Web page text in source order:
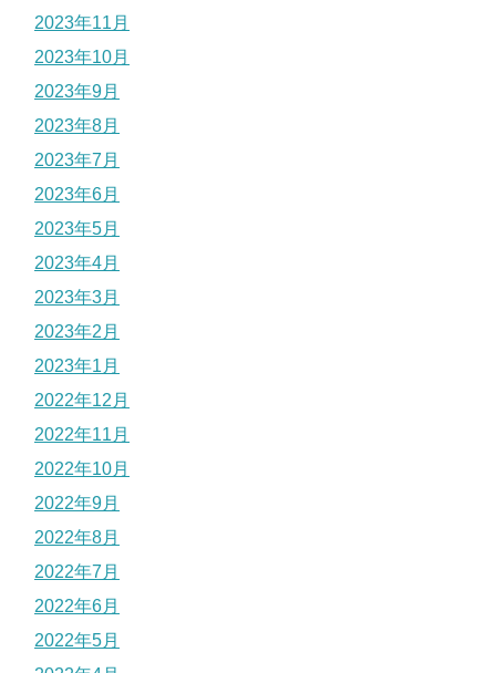
2023年11月
2023年10月
2023年9月
2023年8月
2023年7月
2023年6月
2023年5月
2023年4月
2023年3月
2023年2月
2023年1月
2022年12月
2022年11月
2022年10月
2022年9月
2022年8月
2022年7月
2022年6月
2022年5月